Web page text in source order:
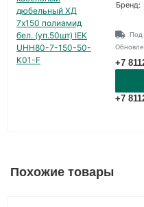
Бренд:
Под
+7
+7
Похожие товары